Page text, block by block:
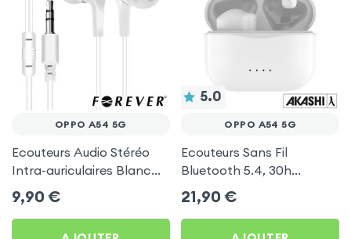
OPPO A54 5G
Ecouteurs Audio Stéréo
Intra-auriculaires Blanc
by Forever pour Oppo
A54 5G
9,90 €
5.0
OPPO A54 5G
Ecouteurs Sans Fil
Bluetooth 5.4, 30h
d'autonomie, Son Stéréo,
Akashi - Blanc pour Oppo
A54 5G
21,90 €